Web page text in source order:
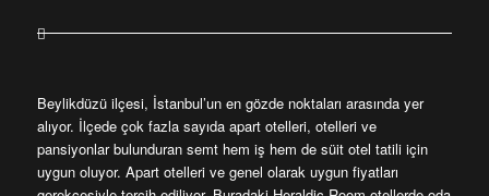
Beylikdüzü ilçesi, İstanbul’un en gözde noktaları arasında yer
alıyor. İlçede çok fazla sayıda apart otelleri, otelleri ve
pansiyonlar bulunduran semt hem iş hem de süit otel tatili için
uygun oluyor. Apart otelleri ve genel olarak uygun fiyatları